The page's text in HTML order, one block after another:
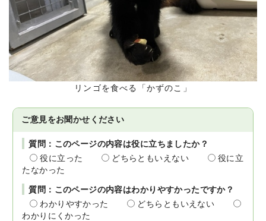
リンゴを食べる「かずのこ」
ご意見をお聞かせください
質問：このページの内容は役に立ちましたか？
役に立った
どちらともいえない
役に立
たなかった
質問：このページの内容はわかりやすかったですか？
わかりやすかった
どちらともいえない
わかりにくかった